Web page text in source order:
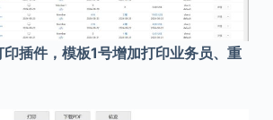
插件，模板1号增加打印业务员、重